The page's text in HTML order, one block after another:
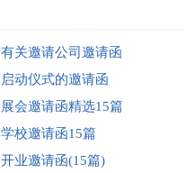
有关邀请公司邀请函
启动仪式的邀请函
展会邀请函精选15篇
学校邀请函15篇
开业邀请函(15篇)